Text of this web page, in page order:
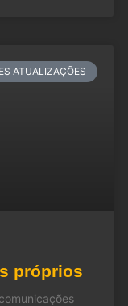
ATUALIZAÇÕES
próprios